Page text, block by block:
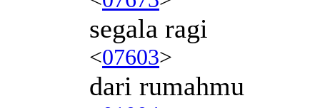
segala ragi
<07603>
dari rumahmu